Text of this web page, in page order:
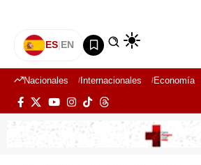
ES|EN
Nacionales Internacionales Economía